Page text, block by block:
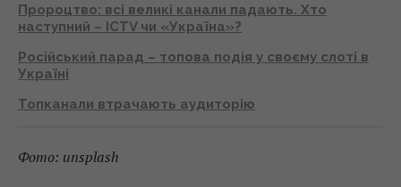
Пророцтво: всі великі канали падають. Хто
наступний – ІСТV чи «Україна»?
Російський парад – топова подія у своєму слоті в
Україні
Топканали втрачають аудиторію
Фото: unsplash